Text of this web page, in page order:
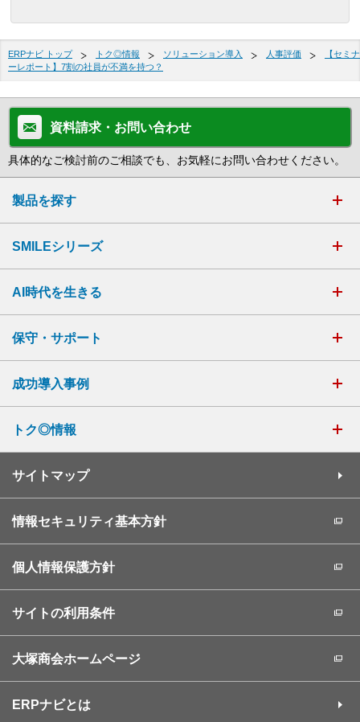
ERPナビ トップ トク◎情報 ソリューション導入 人事評価
【セミナ
ーレポート】7割の社員が不満を持つ？
資料請求・お問い合わせ
具体的なご検討前のご相談でも、お気軽にお問い合わせください。
製品を探す
SMILEシリーズ
AI時代を生きる
保守・サポート
成功導入事例
トク◎情報
サイトマップ
情報セキュリティ基本方針
個人情報保護方針
サイトの利用条件
大塚商会ホームページ
ERPナビとは